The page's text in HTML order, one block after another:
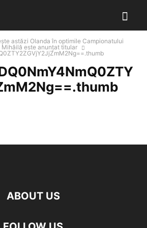
astăzi Olanda în optimile Campionatului
este anunţat titular
ABOUT US